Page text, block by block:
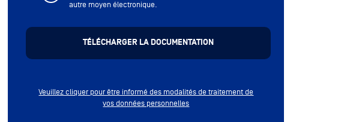
autre moyen électronique.
Veuillez cliquer pour être informé des modalités de traitement de
vos données personnelles